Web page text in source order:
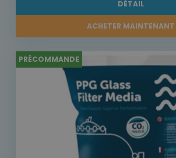
DÉTAIL
ACHETER MAINTENANT
PRÉCOMMANDE